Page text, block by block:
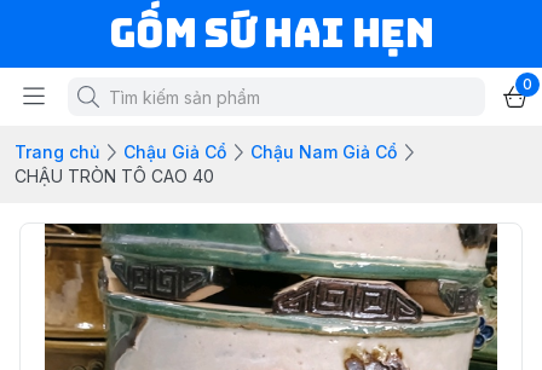
Gốm Sứ Hai Hẹn
0
Trang chủ Chậu Giả Cổ
Chậu Nam Giả Cổ
CHẬU TRÒN TÔ CAO 40